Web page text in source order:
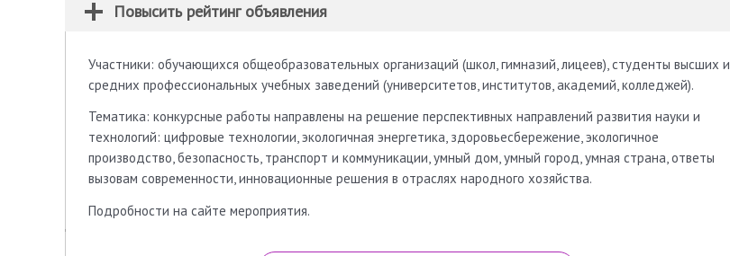
Повысить рейтинг объявления
Участники: обучающихся общеобразовательных организаций (школ, гимназий, лицеев), студенты высших и
средних профессиональных учебных заведений (университетов, институтов, академий, колледжей).
Тематика: конкурсные работы направлены на решение перспективных направлений развития науки и
технологий: цифровые технологии, экологичная энергетика, здоровьесбережение, экологичное
производство, безопасность, транспорт и коммуникации, умный дом, умный город, умная страна, ответы
вызовам современности, инновационные решения в отраслях народного хозяйства.
Подробности на сайте мероприятия.